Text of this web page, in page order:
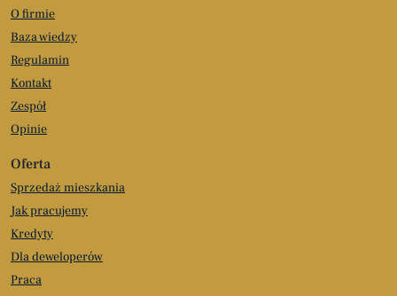
O firmie
Baza wiedzy
Regulamin
Kontakt
Zespół
Opinie
Oferta
Sprzedaż mieszkania
Jak pracujemy
Kredyty
Dla deweloperów
Praca